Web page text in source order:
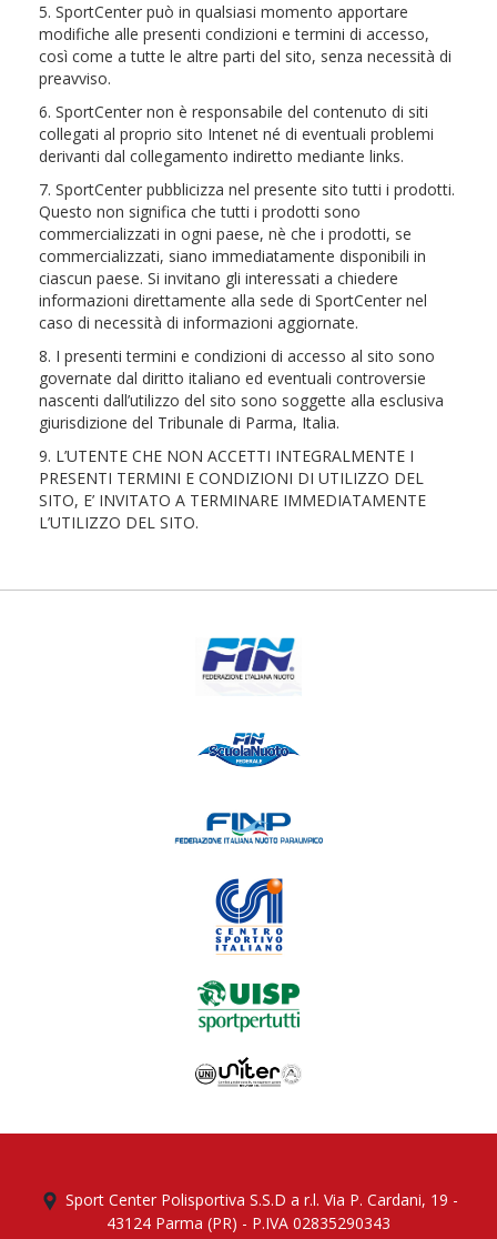
5. SportCenter può in qualsiasi momento apportare
modifiche alle presenti condizioni e termini di accesso,
così come a tutte le altre parti del sito, senza necessità di
preavviso.
6. SportCenter non è responsabile del contenuto di siti
collegati al proprio sito Intenet né di eventuali problemi
derivanti dal collegamento indiretto mediante links.
7. SportCenter pubblicizza nel presente sito tutti i prodotti.
Questo non significa che tutti i prodotti sono
commercializzati in ogni paese, nè che i prodotti, se
commercializzati, siano immediatamente disponibili in
ciascun paese. Si invitano gli interessati a chiedere
informazioni direttamente alla sede di SportCenter nel
caso di necessità di informazioni aggiornate.
8. I presenti termini e condizioni di accesso al sito sono
governate dal diritto italiano ed eventuali controversie
nascenti dall’utilizzo del sito sono soggette alla esclusiva
giurisdizione del Tribunale di Parma, Italia.
9. L’UTENTE CHE NON ACCETTI INTEGRALMENTE I
PRESENTI TERMINI E CONDIZIONI DI UTILIZZO DEL
SITO, E’ INVITATO A TERMINARE IMMEDIATAMENTE
L’UTILIZZO DEL SITO.
Sport Center Polisportiva S.S.D a r.l. Via P. Cardani, 19 -
43124 Parma (PR) - P.IVA 02835290343